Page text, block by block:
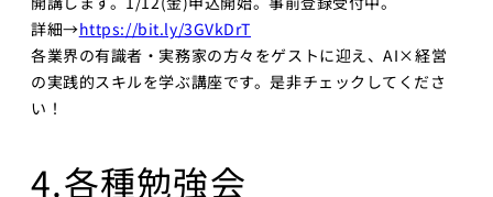
詳細→https://bit.ly/3GVkDrT
各業界の有識者・実務家の方々をゲストに迎え、AI×経営
の実践的スキルを学ぶ講座です。是非チェックしてくださ
い！
4.各種勉強会